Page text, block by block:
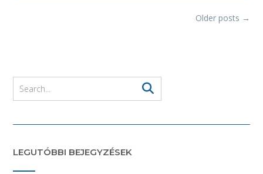
Older posts →
LEGUTÓBBI BEJEGYZÉSEK